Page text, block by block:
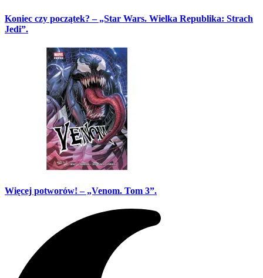
Koniec czy początek? – „Star Wars. Wielka Republika: Strach
Jedi”.
Więcej potworów! – „Venom. Tom 3”.